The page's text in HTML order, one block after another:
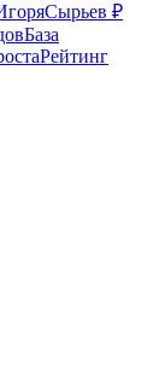
Сырьев ₽
База
Рейтинг